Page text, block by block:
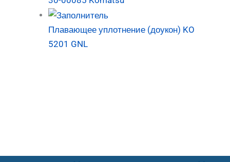
Плавающее уплотнение (доукон) KO
5201 GNL